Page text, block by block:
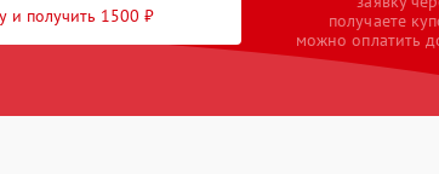
и получить 1500 ₽
получаете
можно оплатить